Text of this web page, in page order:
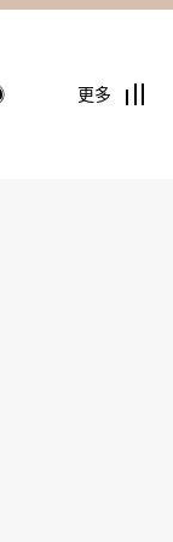
更多